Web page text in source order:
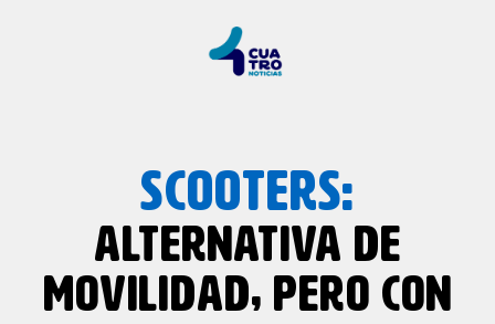
SCOOTERS:
ALTERNATIVA DE
MOVILIDAD, PERO CON